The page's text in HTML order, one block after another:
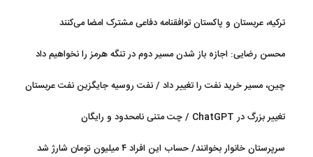
ترکیه، عربستان و پاکستان توافقنامه دفاعی مشترک امضا می‌کنند
محسن رضایی: اجازه باز شدن مسیر دوم در تنگه هرمز را نخواهیم داد
چین، مسیر خرید نفت را تغییر داد / نفت روسیه جایگزین نفت عربستان
تغییر بزرگ در ChatGPT / چت متنی نامحدود و رایگان
سرپرستان خانوار بخوانند/ حساب این افراد ۴ میلیون تومان شارژ شد